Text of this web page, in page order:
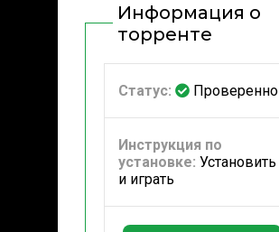
Информация о
торренте
Статус: Проверенно
Инструкция по
установке: Установить
и играть